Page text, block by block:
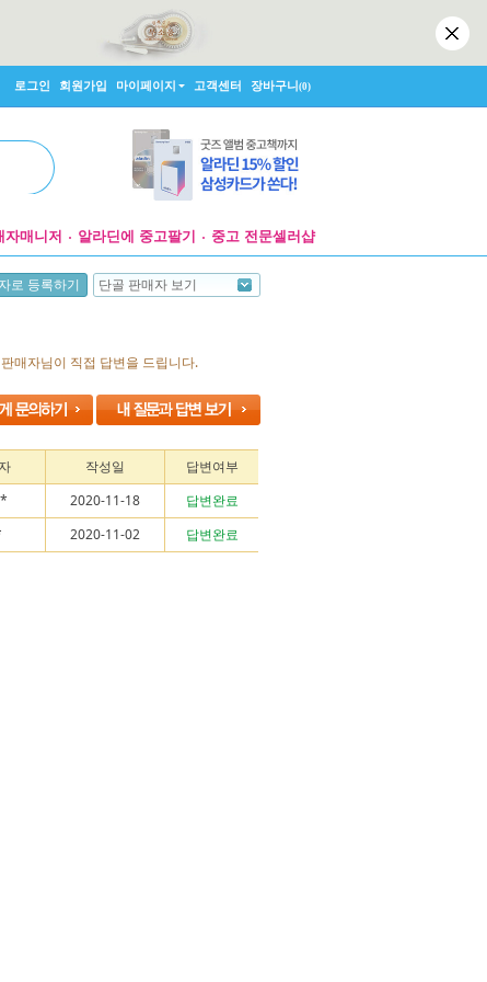
로그인 회원가입 마이페이지 고객센터 장바구니(0)
자매니저 알라딘에 중고팔기 중고 전문셀러샵
로 등록하기 단골 판매자 보기
매자님이 직접 답변을 드립니다.
작성일
답변여부
2020-11-18
답변완료
2020-11-02 답변완료